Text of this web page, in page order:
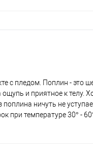
с пледом. Поплин - это
ощупь и приятное к
поплина ничуть не
при температуре 30° -